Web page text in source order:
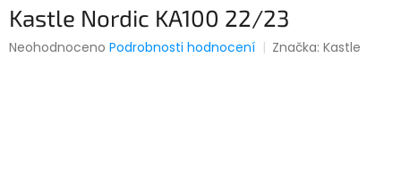
Kastle Nordic KA100 22/23
Průměrné
Neohodnoceno Podrobnosti hodnocení Značka:Kastle